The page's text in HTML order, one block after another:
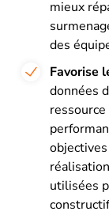
mieux
des
Favorise
données
utilisées